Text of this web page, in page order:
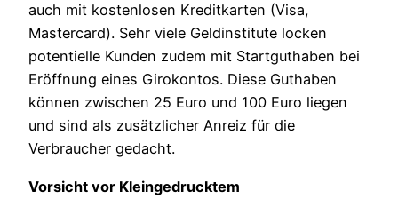
auch mit kostenlosen Kreditkarten (Visa,
Mastercard). Sehr viele Geldinstitute locken
potentielle Kunden zudem mit Startguthaben bei
Eröffnung eines Girokontos. Diese Guthaben
können zwischen 25 Euro und 100 Euro liegen
und sind als zusätzlicher Anreiz für die
Verbraucher gedacht.
Vorsicht vor Kleingedrucktem